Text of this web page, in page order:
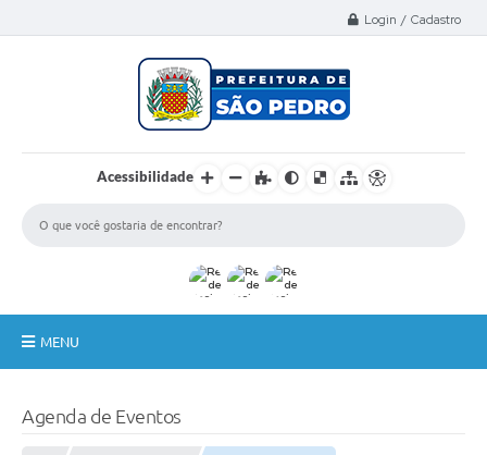
Login / Cadastro
Acessibilidade
MENU
Agenda de Eventos